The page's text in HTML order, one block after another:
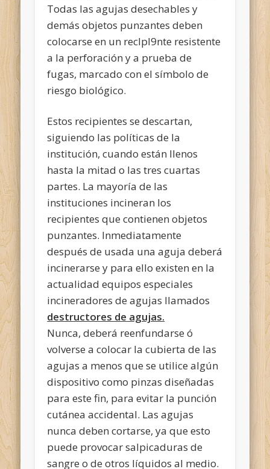
Todas las agujas desechables y
demás objetos punzantes deben
colocarseen un reclpl9nte resistente
a la perforación y a prueba de
fugas, marcado con el símbolo de
riesgo biológico.
Estos recipientes se descartan,
siguiendo las políticas de la
institución, cuando están llenos
hasta la mitad o las tres cuartas
partes. La mayoría de las
instituciones incineran los
recipientes que contienen objetos
punzantes. Inmediatamente
después de usada una aguja deberá
incinerarse y para ello existen en la
actualidad equipos especiales
incineradores de agujas llamados
destructores de agujas.
Nunca, deberá reenfundarse ó
volverse a colocar la cubierta de las
agujas a menos que se utilice algún
dispositivo como pinzas diseñadas
para este fin, para evitar la punción
cutánea accidental. Las agujas
nunca deben cortarse, ya que esto
puede provocar salpicaduras de
sangre o de otros líquidos al medio.